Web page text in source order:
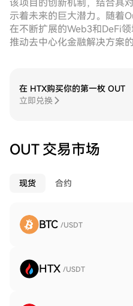
该项目的创新机制，结合其
示着未来的巨大潜力。随着
在不断扩展的Web3和DeFi
推动去中心化金融解决方案
在 HTX购买你的第一枚 OUT
立即兑换
OUT 交易市场
现货 合约
BTC /USDT
HTX /USDT